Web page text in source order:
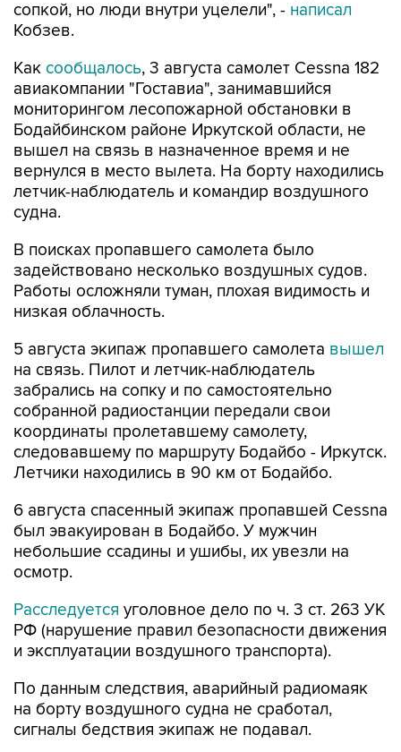
сопкой, но люди внутри уцелели", - написал
Кобзев.
Как сообщалось, 3 августа самолет Cessna 182
авиакомпании "Гоставиа", занимавшийся
мониторингом лесопожарной обстановки в
Бодайбинском районе Иркутской области, не
вышел на связь в назначенное время и не
вернулся в место вылета. На борту находились
летчик-наблюдатель и командир воздушного
судна.
В поисках пропавшего самолета было
задействовано несколько воздушных судов.
Работы осложняли туман, плохая видимость и
низкая облачность.
5 августа экипаж пропавшего самолета вышел
на связь. Пилот и летчик-наблюдатель
забрались на сопку и по самостоятельно
собранной радиостанции передали свои
координаты пролетавшему самолету,
следовавшему по маршруту Бодайбо - Иркутск.
Летчики находились в 90 км от Бодайбо.
6 августа спасенный экипаж пропавшей Cessna
был эвакуирован в Бодайбо. У мужчин
небольшие ссадины и ушибы, их увезли на
осмотр.
Расследуется уголовное дело по ч. 3 ст. 263 УК
РФ (нарушение правил безопасности движения
и эксплуатации воздушного транспорта).
По данным следствия, аварийный радиомаяк
на борту воздушного судна не сработал,
сигналы бедствия экипаж не подавал.